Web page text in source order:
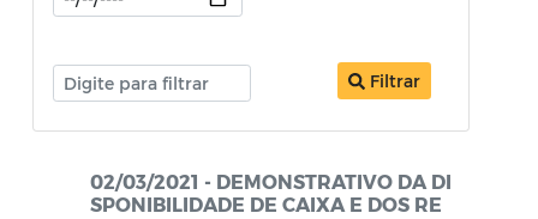
Legislação ISS
Legislação Tributária - IPTU
Lei Aldir Blanc
Filtrar
02/03/2021 - DEMONSTRATIVO DA DI
SPONIBILIDADE DE CAIXA E DOS RE